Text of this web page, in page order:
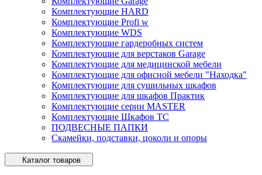
Комплектующие HARD
Комплектующие Profi w
Комплектующие WDS
Комплектующие гардеробных систем
Комплектующие для верстаков Garage
Комплектующие для медицинской мебели
Комплектующие для офисной мебели "Находка"
Комплектующие для сушильных шкафов
Комплектующие для шкафов Практик
Комплектующие серии MASTER
Комплектующие Шкафов ТС
ПОДВЕСНЫЕ ПАПКИ
Скамейки, подставки, цоколи и опоры
Каталог товаров